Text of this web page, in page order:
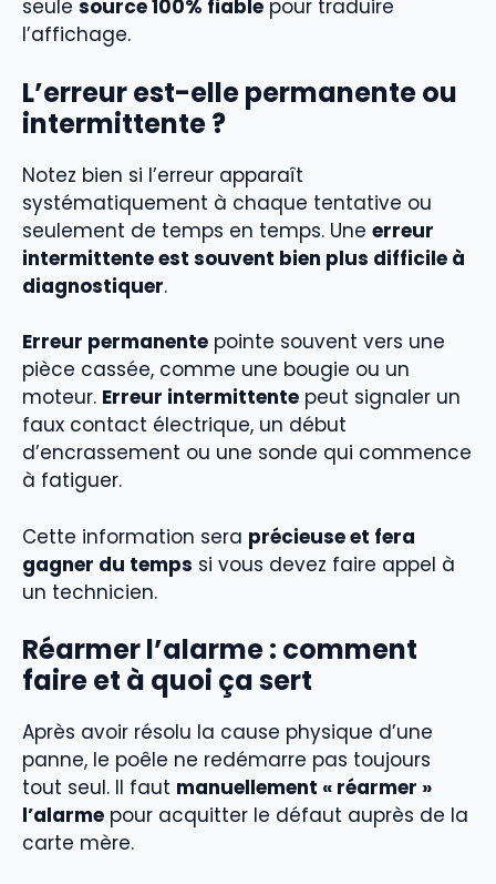
seule source 100% fiable pour traduire
l’affichage.
L’erreur est-elle permanente ou
intermittente ?
Notez bien si l’erreur apparaît
systématiquement à chaque tentative ou
seulement de temps en temps. Une erreur
intermittente est souvent bien plus difficile à
diagnostiquer.
Erreur permanente pointe souvent vers une
pièce cassée, comme une bougie ou un
moteur. Erreur intermittente peut signaler un
faux contact électrique, un début
d’encrassement ou une sonde qui commence
à fatiguer.
Cette information sera précieuse et fera
gagner du temps si vous devez faire appel à
un technicien.
Réarmer l’alarme : comment
faire et à quoi ça sert
Après avoir résolu la cause physique d’une
panne, le poêle ne redémarre pas toujours
tout seul. Il faut manuellement « réarmer »
l’alarme pour acquitter le défaut auprès de la
carte mère.